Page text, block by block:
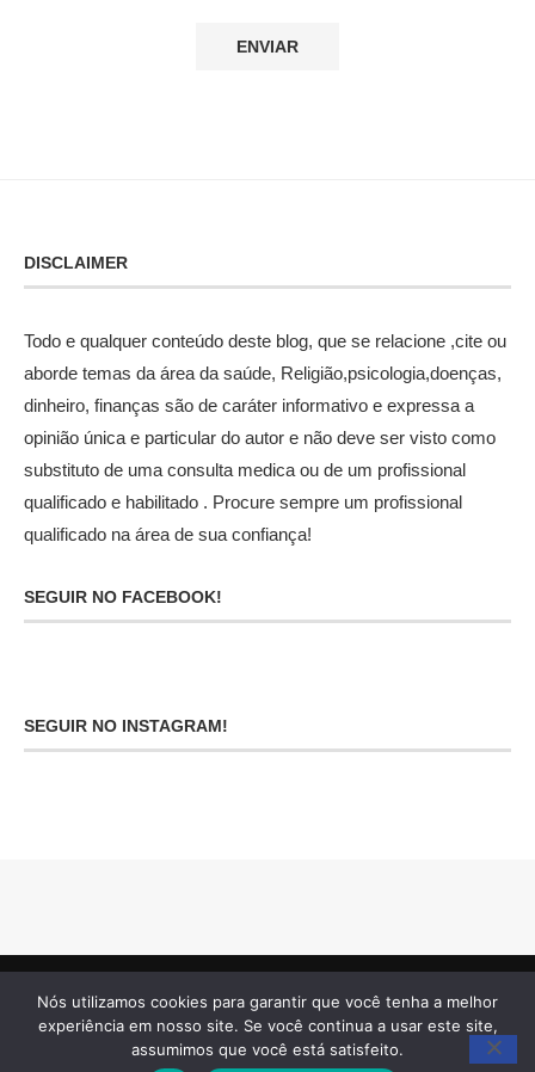
DISCLAIMER
Todo e qualquer conteúdo deste blog, que se relacione ,cite ou
aborde temas da área da saúde, Religião,psicologia,doenças,
dinheiro, finanças são de caráter informativo e expressa a
opinião única e particular do autor e não deve ser visto como
substituto de uma consulta medica ou de um profissional
qualificado e habilitado . Procure sempre um profissional
SEGUIR NO FACEBOOK!
SEGUIR NO INSTAGRAM!
Nós utilizamos cookies para garantir que você tenha a melhor
experiência em nosso site. Se você continua a usar este site,
assumimos que você está satisfeito.